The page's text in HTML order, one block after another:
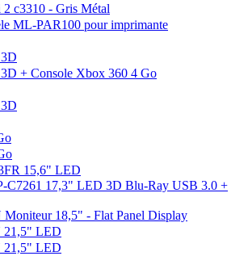
2 c3310 - Gris Métal
ML-PAR100 pour imprimante
3D + Console Xbox 360 4 Go
15,6" LED
C7261 17,3" LED 3D Blu-Ray USB 3.0 +
Moniteur 18,5" - Flat Panel Display
21,5" LED
21,5" LED